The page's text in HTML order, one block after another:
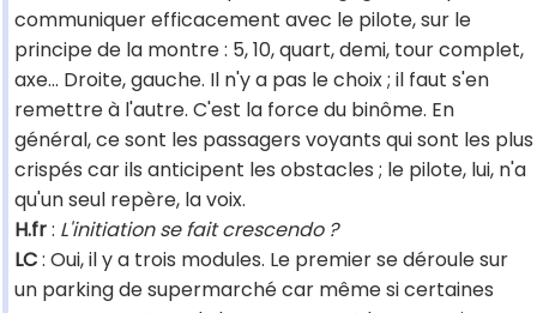
communiquer efficacement avec le pilote, sur le
principe de la montre : 5, 10, quart, demi, tour complet,
axe... Droite, gauche. Il n'y a pas le choix ; il faut s'en
remettre à l'autre. C'est la force du binôme. En
général, ce sont les passagers voyants qui sont les plus
crispés car ils anticipent les obstacles ; le pilote, lui, n'a
qu'un seul repère, la voix.
H.fr: L'initiation se fait crescendo ?
LC: Oui, il y a trois modules. Le premier se déroule sur
un parking de supermarché car même si certaines